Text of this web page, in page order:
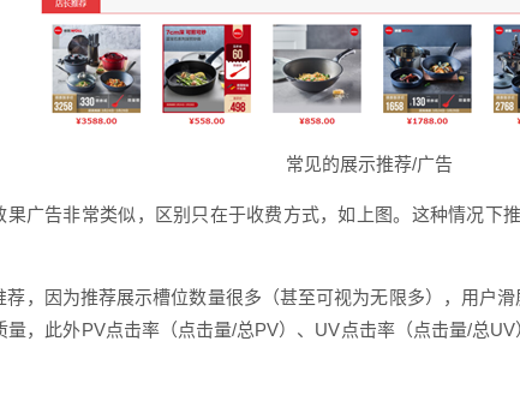
常见的展示推荐/广告
广告非常类似，区别只在于收费方式，如上图。这种情况下
，因为推荐展示槽位数量很多（甚至可视为无限多），用户
，此外PV点击率（点击量/总PV）、UV点击率（点击量/总UV